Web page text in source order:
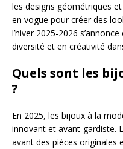
les designs géométriques
en vogue pour créer des
l’hiver 2025-2026
diversité et en créativité
Quels sont les
?
En 2025, les bijoux à la
innovant et avant-gardiste.
avant des pièces originales